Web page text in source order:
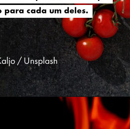
para cada um deles.
para cada um deles.
/ Unsplash